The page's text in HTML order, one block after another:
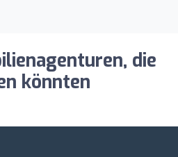
die
könnten